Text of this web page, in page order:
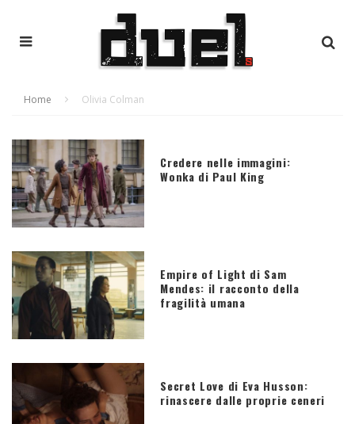
Home Olivia Colman
Credere nelle immagini:
Wonka di Paul King
Empire of Light di Sam
Mendes: il racconto della
fragilità umana
Secret Love di Eva Husson:
rinascere dalle proprie ceneri